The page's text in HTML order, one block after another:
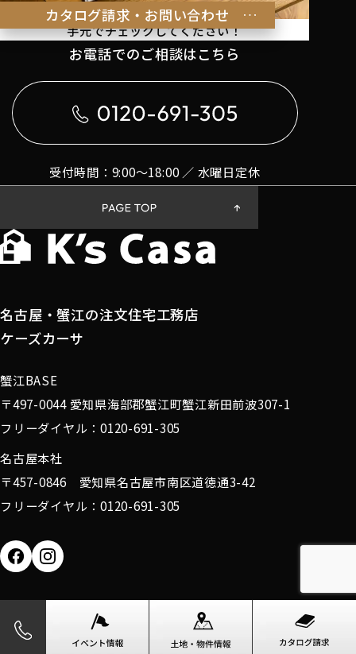
カタログ請求・お問い合わせ
理想の暮らしのヒントを
手元でチェックしてください！
お電話でのご相談はこちら
受付時間：9:00〜18:00 ／ 水曜日定休
名古屋・蟹江の注文住宅工務店
ケーズカーサ
蟹江BASE
〒497-0044 愛知県海部郡蟹江町蟹江新田前波307-1
フリーダイヤル：0120-691-305
名古屋本社
〒457-0846 愛知県名古屋市南区道徳通3-42
フリーダイヤル：0120-691-305
Copyright (c) 2025 有限会社カワイ All Rights Reserved.